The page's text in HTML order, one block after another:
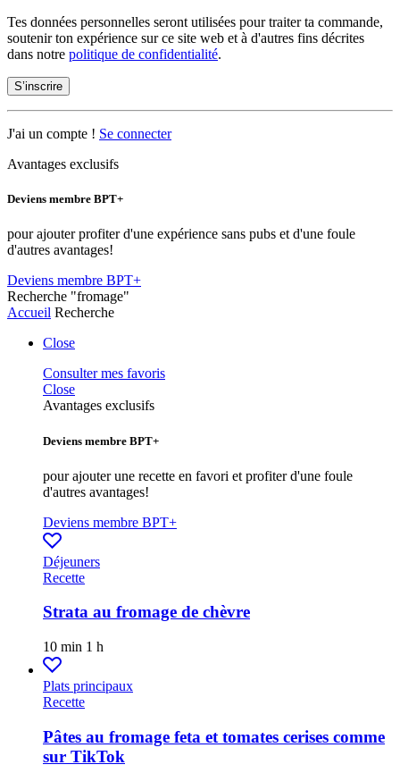
Tes données personnelles seront utilisées pour traiter ta commande,
soutenir ton expérience sur ce site web et à d'autres fins décrites
dans notre politique de confidentialité.
S’inscrire
J'ai un compte ! Se connecter
Avantages exclusifs
Deviens membre BPT+
pour ajouter profiter d'une expérience sans pubs et d'une foule
d'autres avantages!
Deviens membre BPT+
Recherche "fromage"
Accueil Recherche
Close
Consulter mes favoris
Close
Avantages exclusifs
Deviens membre BPT+
pour ajouter une recette en favori et profiter d'une foule
d'autres avantages!
Deviens membre BPT+
Déjeuners
Recette
Strata au fromage de chèvre
10 min 1 h
Plats principaux
Recette
Pâtes au fromage feta et tomates cerises comme
sur TikTok